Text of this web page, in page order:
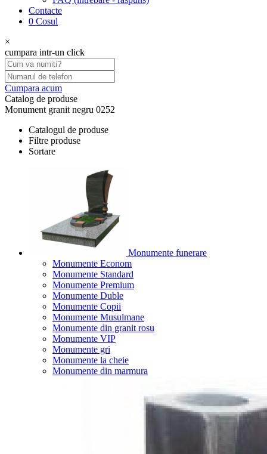
Contacte
0 Cosul
×
cumpara intr-un click
Cumpara acum
Catalog de produse
Monument granit negru 0252
Catalogul de produse
Filtre produse
Sortare
Monumente funerare
Monumente Econom
Monumente Standard
Monumente Premium
Monumente Duble
Monumente Copii
Monumente Musulmane
Monumente din granit rosu
Monumente VIP
Monumente gri
Monumente la cheie
Monumente din marmura